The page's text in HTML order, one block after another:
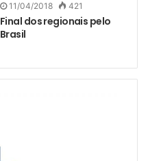
11/04/2018 421
Final dos regionais pelo
Brasil